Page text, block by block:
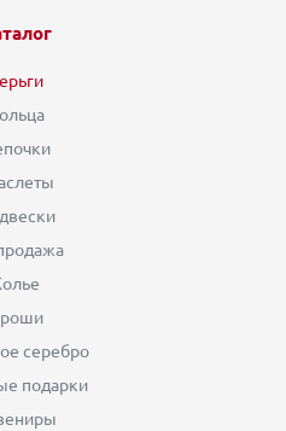
серебро
подарки